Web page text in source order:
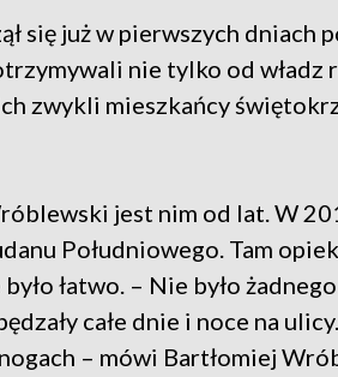
się już w pierwszych dniach
nie tylko od władz
zwykli mieszkańcy
jest nim od lat. W
Południowego. Tam
było łatwo. – Nie było
całe dnie i noce na
– mówi Bartłomiej